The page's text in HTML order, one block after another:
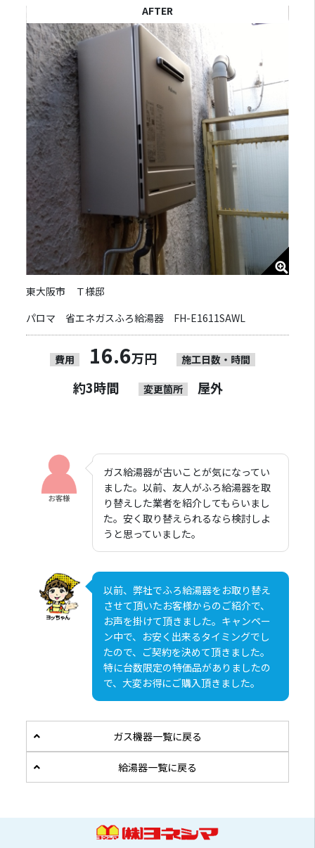
東大阪市 Ｔ様邸
パロマ 省エネガスふろ給湯器 FH-E1611SAWL
費用 16.6万円 施工日数・時間
約3時間 変更箇所 屋外
ガス給湯器が古いことが気になってい
ました。以前、友人がふろ給湯器を取
り替えした業者を紹介してもらいまし
た。安く取り替えられるなら検討しよ
うと思っていました。
以前、弊社でふろ給湯器をお取り替え
させて頂いたお客様からのご紹介で、
お声を掛けて頂きました。キャンペー
ン中で、お安く出来るタイミングでし
たので、ご契約を決めて頂きました。
特に台数限定の特価品がありましたの
で、大変お得にご購入頂きました。
ガス機器一覧に戻る
給湯器一覧に戻る